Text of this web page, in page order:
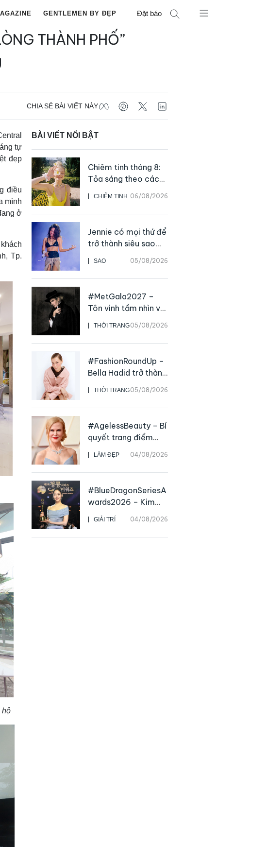
GENTLEMEN BY ĐẸP Đặt báo
THÀNH PHỐ”
CHIA SẺ BÀI VIẾT NÀY
tự
đẹp
điều
mình
ở
Tp.
hộ
BÀI VIẾT NỔI BẬT
CHIÊM TINH 06/08/2026
Chiêm tinh tháng 8:
Tỏa sáng theo cách
của chính mình
SAO 05/08/2026
Jennie có mọi thứ để
trở thành siêu sao
live
THỜI TRANG05/08/2026
#MetGala2027 –
Tôn vinh tầm nhìn và
sức ảnh hưởng sâu
rộng của NTK John
Galliano
THỜI TRANG05/08/2026
#FashionRoundUp –
Bella Hadid trở thành
Đại sứ Toàn cầu của
Prada Beauty,
CHANEL mua lại
LÀM ĐẸP 04/08/2026
#AgelessBeauty – Bí
quyết trang điểm
“hack” tuổi như các
nữ minh tinh hàng
đầu
GIẢI TRÍ 04/08/2026
#BlueDragonSeriesA
wards2026 – Kim
Go Eun chiến thắng
Daesang, niềm vui
nhân đôi của Park Bo